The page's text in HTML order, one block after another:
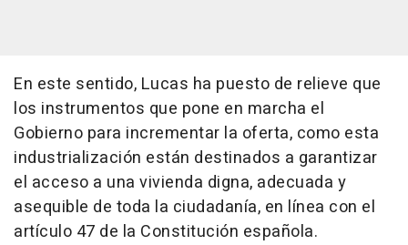
En este sentido, Lucas ha puesto de relieve que
los instrumentos que pone en marcha el
Gobierno para incrementar la oferta, como esta
industrialización están destinados a garantizar
el acceso a una vivienda digna, adecuada y
asequible de toda la ciudadanía, en línea con el
artículo 47 de la Constitución española.